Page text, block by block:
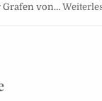
Grafen von…